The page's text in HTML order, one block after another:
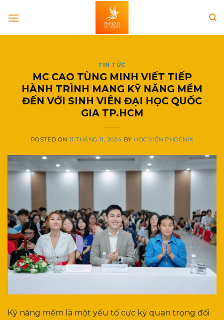
TIN TỨC
MC CAO TÙNG MINH VIẾT TIẾP
HÀNH TRÌNH MANG KỸ NĂNG MỀM
ĐẾN VỚI SINH VIÊN ĐẠI HỌC QUỐC
GIA TP.HCM
POSTED ON11 THÁNG 11, 2024 BY HỌC VIỆN PHOENIX
Kỹ năng mềm là một yếu tố cực kỳ quan trọng đối